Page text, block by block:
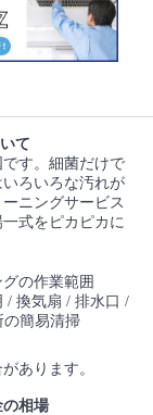
て
す。細菌だけで
ろいろな汚れが
ニングサービス
式をピカピカに
の作業範囲
/ 換気扇 / 排水口 /
の簡易清掃
あります。
相場